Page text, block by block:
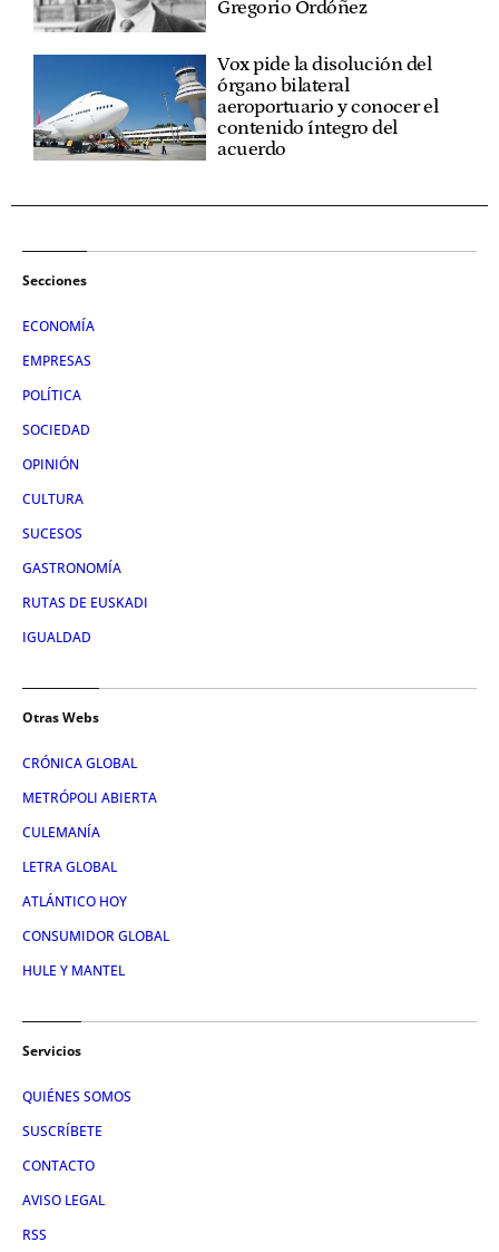
Gregorio Ordóñez
Vox pide la disolución del
órgano bilateral
aeroportuario y conocer el
contenido íntegro del
acuerdo
Secciones
ECONOMÍA
EMPRESAS
POLÍTICA
SOCIEDAD
OPINIÓN
CULTURA
SUCESOS
GASTRONOMÍA
RUTAS DE EUSKADI
IGUALDAD
Otras Webs
CRÓNICA GLOBAL
METRÓPOLI ABIERTA
CULEMANÍA
LETRA GLOBAL
ATLÁNTICO HOY
CONSUMIDOR GLOBAL
HULE Y MANTEL
Servicios
QUIÉNES SOMOS
SUSCRÍBETE
CONTACTO
AVISO LEGAL
RSS